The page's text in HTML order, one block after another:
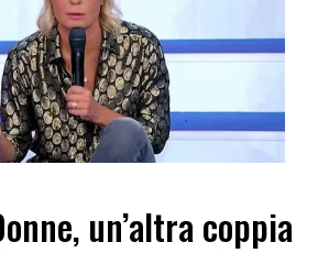
un’altra coppia